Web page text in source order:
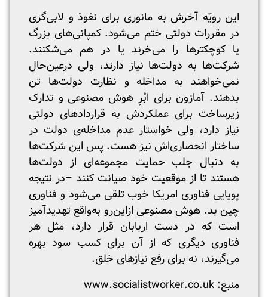
این رویّه آخرش به مانوری برای نفوذ و لابی‌گری
در مقررات دولتی ختم می‌شود. کمپانی‌های بزرگ
یا کوچکترها را می‌خرند یا در هم می‌شکنند.
شرکت‌ها به دولت‌ها نیاز دارند، ولی درعین‌حال
نمی‌خواهند به مداخله و نظارت دولت‌ها تن
بدهند. آمازون برای ابْرِ هوش مصنوعی و تدارک
زیرساخت برای عملکردش به قراردادهای دولتی
نیاز دارد، ولی خواستار عدم مداخله‌ی دولت در
ساختار انحصاری‌اش نیز هست. پس این شرکت‌ها
به دنبال جلب حمایت مجموعه‌ای از دولت‌ها
هستند تا از موقعیت خود صیانت کنند –در نتیجه
پویایی فناوری امریکا خوب تلقی می‌شود و فناوری
چین بد. هوش مصنوعی ازاین‌رو به‌واقع تهدیدآمیز
است که در دست اربابان قرار دارد، مثل هر
فناوری دیگری که از آن برای کسب سود بهره
می‌گیرند، نه برای رفع نیازهای خلق.
منبع: www.socialistworker.co.uk